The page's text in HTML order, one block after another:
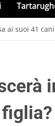
ai suoi 41